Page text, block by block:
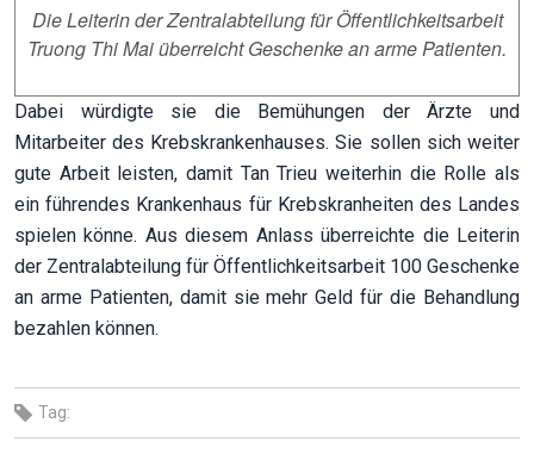
Die Leiterin der Zentralabteilung für Öffentlichkeitsarbeit
Truong Thi Mai überreicht Geschenke an arme Patienten.
Dabei würdigte sie die Bemühungen der Ärzte und
Mitarbeiter des Krebskrankenhauses. Sie sollen sich weiter
gute Arbeit leisten, damit Tan Trieu weiterhin die Rolle als
ein führendes Krankenhaus für Krebskranheiten des Landes
spielen könne. Aus diesem Anlass überreichte die Leiterin
der Zentralabteilung für Öffentlichkeitsarbeit 100 Geschenke
an arme Patienten, damit sie mehr Geld für die Behandlung
bezahlen können.
Tag: